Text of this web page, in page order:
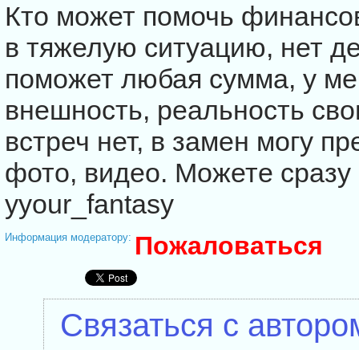
Кто может помочь
в тяжелую ситуацию, нет
поможет любая сумма, у
внешность, реальность
встреч нет, в замен могу
фото, видео. Можете сразу
yyour_fantasy
Информация модератору: Пожаловаться
Связаться с